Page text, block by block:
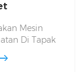
Mesin
Di Tapak
Seumur Hidup,